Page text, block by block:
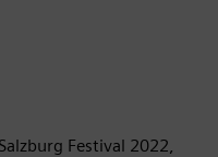
Festival 2022,